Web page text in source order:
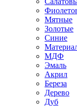
Мятные
Золотые
Синие
МДФ
Эмаль
Акрил
Береза
Дерево
Дуб